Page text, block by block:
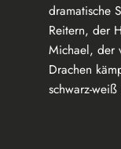
dramatische
Reitern, der
Michael, der
Drachen
schwarz-